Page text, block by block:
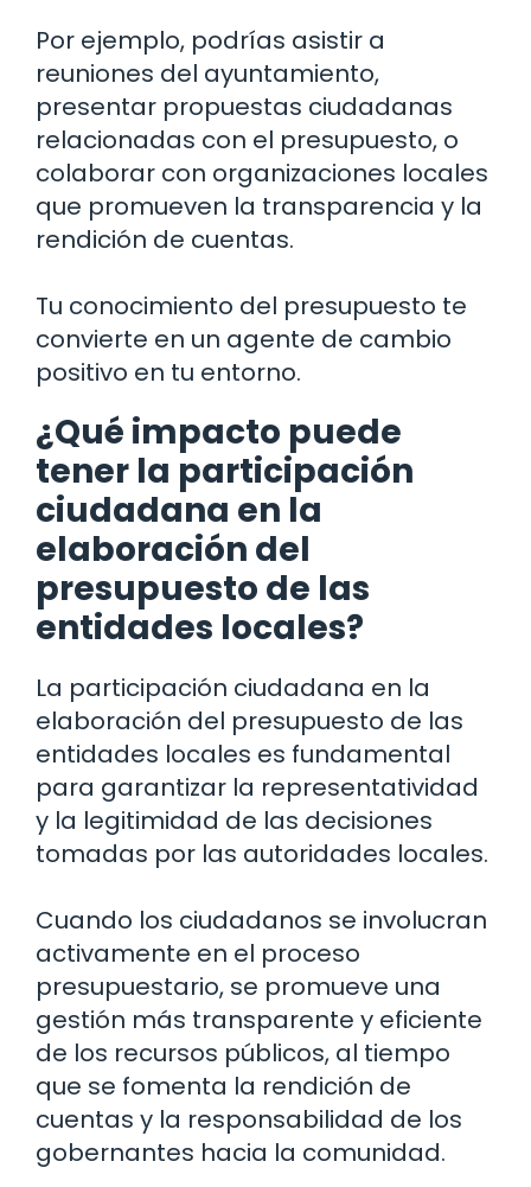
Por ejemplo, podrías asistir a
reuniones del ayuntamiento,
presentar propuestas ciudadanas
relacionadas con el presupuesto, o
colaborar con organizaciones locales
que promueven la transparencia y la
rendición de cuentas.
Tu conocimiento del presupuesto te
convierte en un agente de cambio
positivo en tu entorno.
¿Qué impacto puede
tener la participación
ciudadana en la
elaboración del
presupuesto de las
entidades locales?
La participación ciudadana en la
elaboración del presupuesto de las
entidades locales es fundamental
para garantizar la representatividad
y la legitimidad de las decisiones
tomadas por las autoridades locales.
Cuando los ciudadanos se involucran
activamente en el proceso
presupuestario, se promueve una
gestión más transparente y eficiente
de los recursos públicos, al tiempo
que se fomenta la rendición de
cuentas y la responsabilidad de los
gobernantes hacia la comunidad.